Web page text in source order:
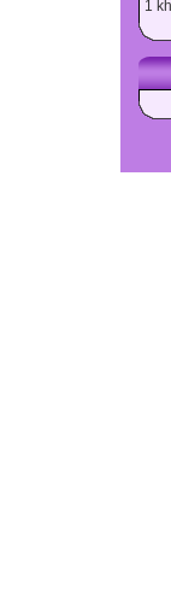
1